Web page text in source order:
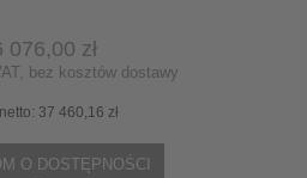
076,00 zł
bez kosztów dostawy
37 460,16 zł
O DOSTĘPNOŚCI